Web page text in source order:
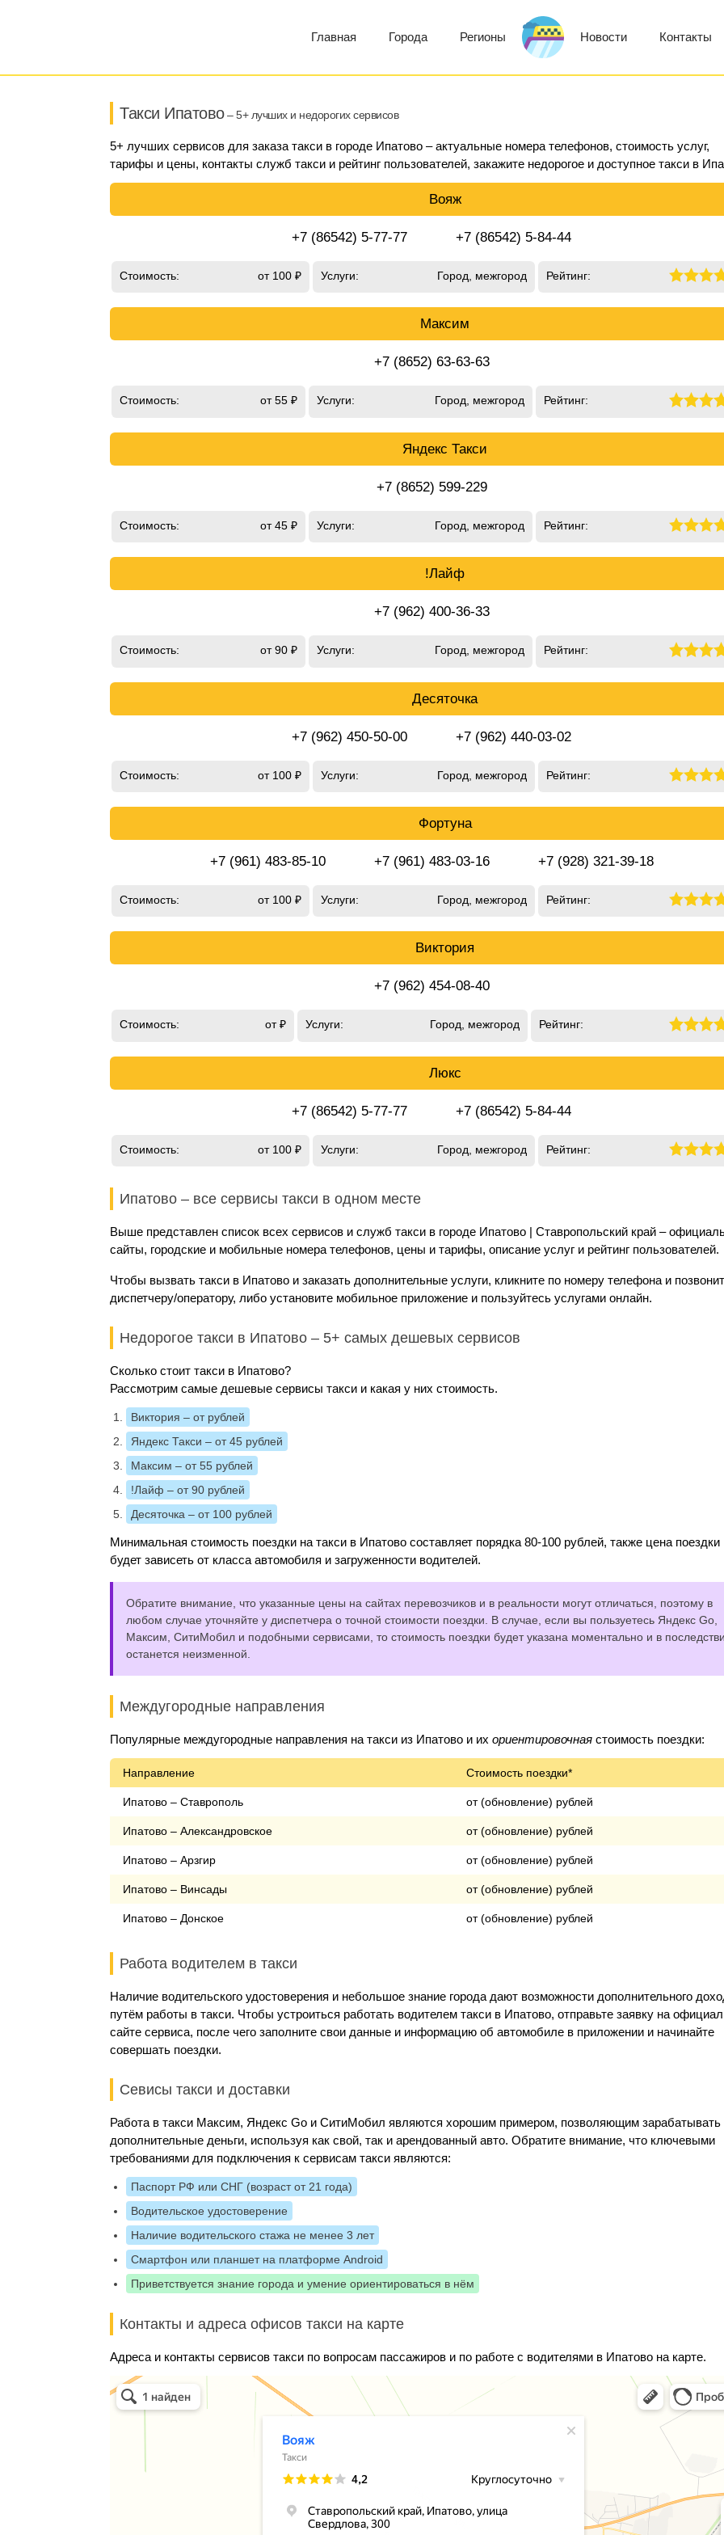
Главная Города Регионы Новости Контакты
Такси Ипатово– 5+ лучших и недорогих сервисов
5+ лучших сервисов для заказа такси в городе Ипатово – актуальные номера телефонов, стоимость услуг,
тарифы и цены, контакты служб такси и рейтинг пользователей, закажите недорогое и доступное такси в
Вояж
+7 (86542) 5-77-77 +7 (86542) 5-84-44
Стоимость: от 100 ₽ Услуги: Город, межгород Рейтинг:
Максим
+7 (8652) 63-63-63
Стоимость: от 55 ₽ Услуги: Город, межгород Рейтинг:
Яндекс Такси
+7 (8652) 599-229
Стоимость: от 45 ₽ Услуги: Город, межгород Рейтинг:
!Лайф
+7 (962) 400-36-33
Стоимость: от 90 ₽ Услуги: Город, межгород Рейтинг:
Десяточка
+7 (962) 450-50-00 +7 (962) 440-03-02
Стоимость: от 100 ₽ Услуги: Город, межгород Рейтинг:
Фортуна
+7 (961) 483-85-10 +7 (961) 483-03-16 +7 (928) 321-39-18
Стоимость: от 100 ₽ Услуги: Город, межгород Рейтинг:
Виктория
+7 (962) 454-08-40
Стоимость: от ₽ Услуги: Город, межгород Рейтинг:
Люкс
+7 (86542) 5-77-77 +7 (86542) 5-84-44
Стоимость: от 100 ₽ Услуги: Город, межгород Рейтинг:
Ипатово – все сервисы такси в одном месте
Выше представлен список всех сервисов и служб такси в городе Ипатово | Ставропольский край –
сайты, городские и мобильные номера телефонов, цены и тарифы, описание услуг и рейтинг пользователей.
Чтобы вызвать такси в Ипатово и заказать дополнительные услуги, кликните по номеру телефона и
диспетчеру/оператору, либо установите мобильное приложение и пользуйтесь услугами онлайн.
Недорогое такси в Ипатово – 5+ самых дешевых сервисов
Сколько стоит такси в Ипатово?
Рассмотрим самые дешевые сервисы такси и какая у них стоимость.
Виктория – от рублей
Яндекс Такси – от 45 рублей
Максим – от 55 рублей
!Лайф – от 90 рублей
Десяточка – от 100 рублей
Минимальная стоимость поездки на такси в Ипатово составляет порядка 80-100 рублей, также цена поездки
будет зависеть от класса автомобиля и загруженности водителей.
Обратите внимание, что указанные цены на сайтах перевозчиков и в реальности могут отличаться, поэтому в
любом случае уточняйте у диспетчера о точной стоимости поездки. В случае, если вы пользуетесь Яндекс Go,
Максим, СитиМобил и подобными сервисами, то стоимость поездки будет указана моментально и в
останется неизменной.
Междугородные направления
Популярные междугородные направления на такси из Ипатово и их ориентировочная стоимость поездки:
Направление Стоимость поездки*
Ипатово – Ставрополь от (обновление) рублей
Ипатово – Александровское от (обновление) рублей
Ипатово – Арзгир от (обновление) рублей
Ипатово – Винсады от (обновление) рублей
Ипатово – Донское от (обновление) рублей
Работа водителем в такси
Наличие водительского удостоверения и небольшое знание города дают возможности дополнительного
путём работы в такси. Чтобы устроиться работать водителем такси в Ипатово, отправьте заявку на
сайте сервиса, после чего заполните свои данные и информацию об автомобиле в приложении и начинайте
совершать поездки.
Севисы такси и доставки
Работа в такси Максим, Яндекс Go и СитиМобил являются хорошим примером, позволяющим зарабатывать
дополнительные деньги, используя как свой, так и арендованный авто. Обратите внимание, что ключевыми
требованиями для подключения к сервисам такси являются:
Паспорт РФ или СНГ (возраст от 21 года)
Водительское удостоверение
Наличие водительского стажа не менее 3 лет
Смартфон или планшет на платформе Android
Приветствуется знание города и умение ориентироваться в нём
Контакты и адреса офисов такси на карте
Адреса и контакты сервисов такси по вопросам пассажиров и по работе с водителями в Ипатово на карте.